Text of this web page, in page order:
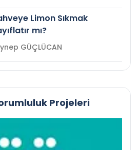
Limon Sıkmak
mı?
Zeynep GÜÇLÜCAN
Projeleri